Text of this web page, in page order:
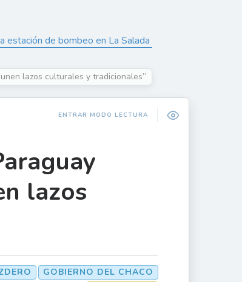
estación de bombeo en La Salada
lazos culturales y tradicionales”
ENTRAR MODO LECTURA
lazos
GOBIERNO DEL CHACO